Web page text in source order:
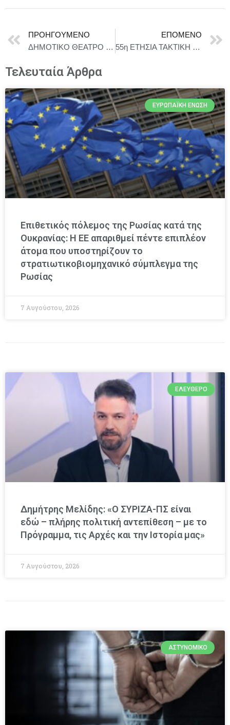
ΠΡΟΗΓΟΎΜΕΝΟ
ΔΗΜΟΤΙΚΟ ΘΕΑΤΡΟ ΠΕΙΡΑΙΑ | ΦΕΣΤΙΒΑΛ ΣΥΓΧΡΟΝΟΥ ΕΛΛΗΝΙΚΟΥ ΕΡΓΟΥ | ΣΚΗΝΗ ΩΜΕΓΑ
ΕΠΌΜΕΝΟ
55η ΕΤΗΣΙΑ ΤΑΚΤΙΚΗ ΓΕΝΙΚΗ ΣΥΝΕΛΕΥΣΗ ΕΞΑΑΑ
Τελευταία Άρθρα
ΕΥΡΩΠΑΪΚΉ ΈΝΩΣΗ
Επιθετικός πόλεμος της Ρωσίας κατά της
Ουκρανίας: Η ΕΕ απαριθμεί πέντε επιπλέον
άτομα που υποστηρίζουν το
στρατιωτικοβιομηχανικό σύμπλεγμα της
Ρωσίας
7 Αυγούστου, 2026
ΕΛΕΎΘΕΡΟ
Δημήτρης Μελίδης: «Ο ΣΥΡΙΖΑ-ΠΣ είναι
εδώ – πλήρης πολιτική αντεπίθεση – με το
Πρόγραμμα, τις Αρχές και την Ιστορία μας»
7 Αυγούστου, 2026
ΑΣΤΥΝΟΜΙΚΌ